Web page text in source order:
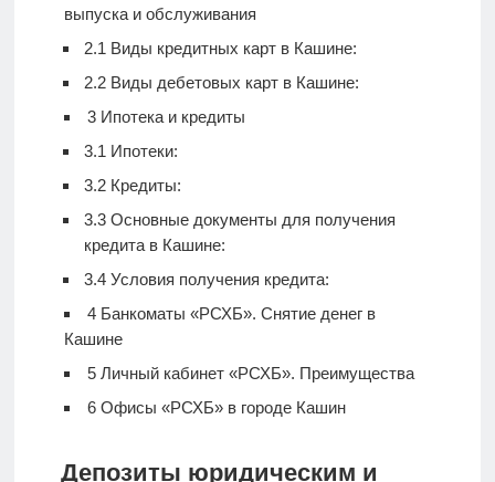
выпуска и обслуживания
2.1 Виды кредитных карт в Кашине:
2.2Виды дебетовых карт в Кашине:
3Ипотека и кредиты
3.1 Ипотеки:
3.2Кредиты:
3.3Основные документы для получения
кредита в Кашине:
3.4Условия получения кредита:
4Банкоматы «РСХБ». Снятие денег в
Кашине
5Личный кабинет «РСХБ». Преимущества
6Офисы «РСХБ» в городе Кашин
Депозиты юридическим и